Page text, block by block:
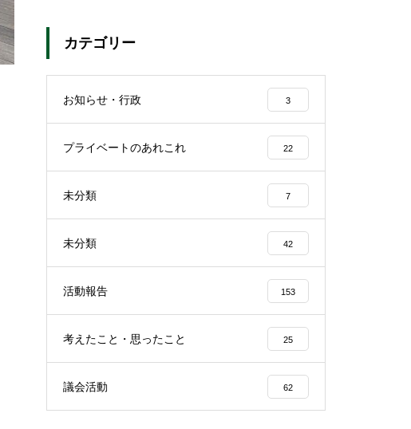
カテゴリー
お知らせ・行政 3
プライベートのあれこれ 22
未分類 7
未分類 42
活動報告 153
考えたこと・思ったこと 25
議会活動 62